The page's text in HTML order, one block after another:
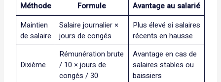
Méthode Formule
Avantage au salarié
Maintien
de salaire
Salaire journalier ×
jours de congés
Plus élevé si salaires
récents en hausse
Dixième
Rémunération brute
/ 10 × jours de
congés / 30
Avantage en cas de
salaires stables ou
baissiers